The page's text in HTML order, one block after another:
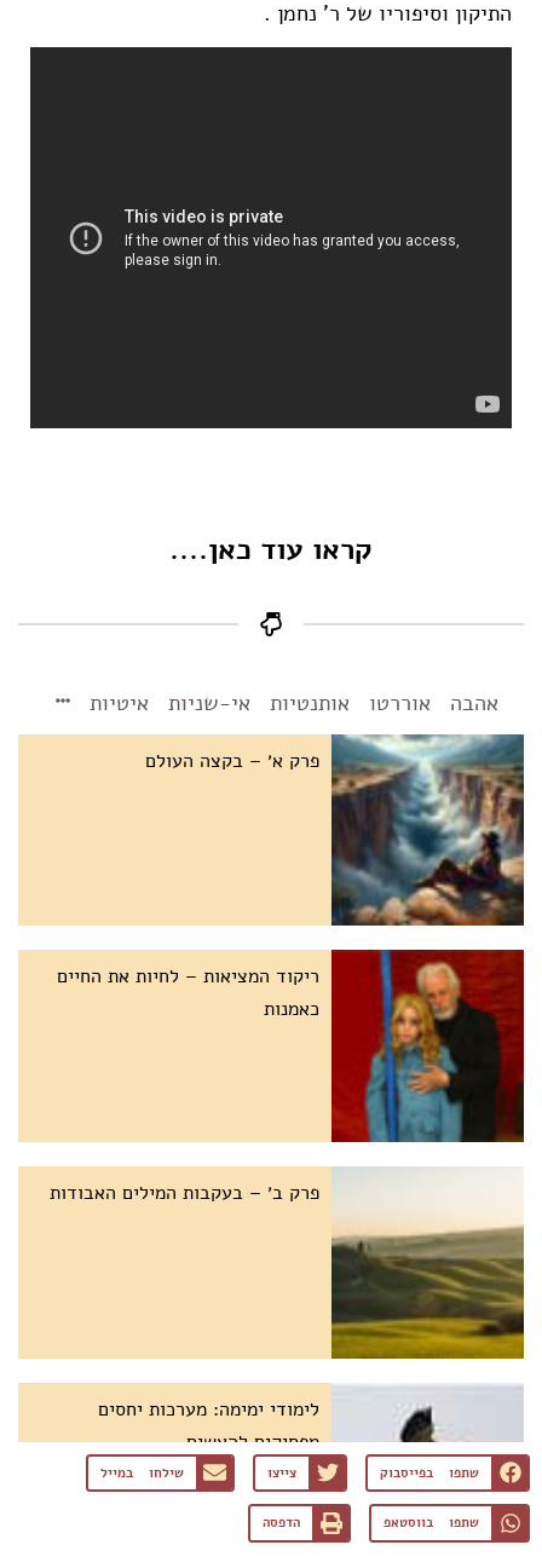
התיקון וסיפוריו של ר' נחמן .
קראו עוד כאן....
אהבה אוררטו אותנטיות אי-שניות איטיות
פרק א׳ – בקצה העולם
ריקוד המציאות – לחיות את החיים
כאמנות
פרק ב׳ – בעקבות המילים האבודות
לימודי ימימה: מערכות יחסים
מפסיקים להאשים
שתפו בפייסבוק צייצו שילחו במייל
שתפו בווסטאפ הדפסה